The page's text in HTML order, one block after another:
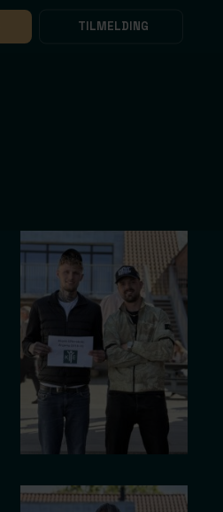
TILMELDING